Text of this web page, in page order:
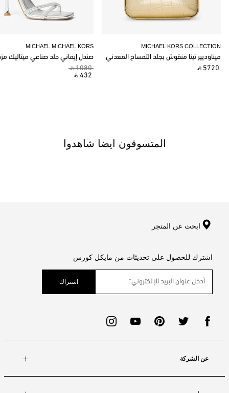
MICHAEL MICHAEL KORS
صندل إيماني جلد صناعي ميتاليك
‎ ⃁ 1080 ‎
‎ ⃁ 432 ‎
MICHAEL KORS COLLECTION
ميناوديير تينا منقوش بجلد التمساح المعدني
‎ ⃁ 5720 ‎
المتسوقون ايضا شاهدوا
ابحث عن المتجر
اشترك للحصول على تحديثات من مايكل كورس
اشتراك
عن الشركة